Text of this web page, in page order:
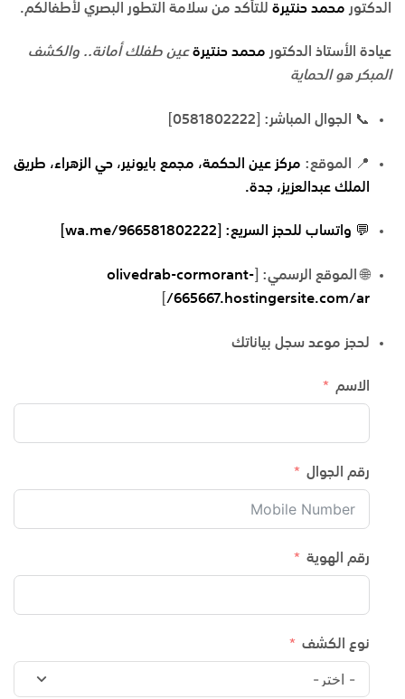
الدكتور محمد حنتيرة للتأكد من سلامة التطور البصري لأطفالكم.
عيادة الأستاذ الدكتور محمد حنتيرة عين طفلك أمانة.. والكشف
المبكر هو الحماية
📞 الجوال المباشر:
📍 الموقع: مركز عين الحكمة، مجمع بايونير، حي الزهراء، طريق
الملك عبدالعزيز، جدة.
💬 واتساب للحجز السريع:
🌐 الموقع الرسمي:
olivedrab-cormorant-
665667.hostingersite.com/ar/
لحجز موعد سجل بياناتك
الاسم
رقم الجوال
رقم الهوية
نوع الكشف